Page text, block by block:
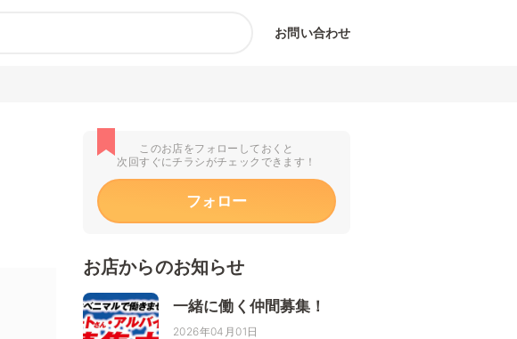
お問い合わせ
このお店をフォローしておくと
次回すぐにチラシがチェックできます！
フォロー
お店からのお知らせ
一緒に働く仲間募集！
2026年04月01日